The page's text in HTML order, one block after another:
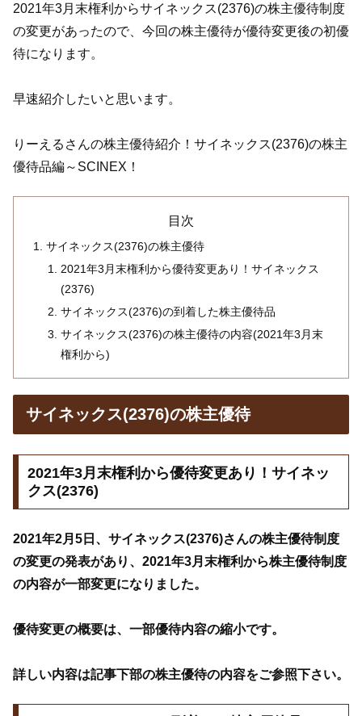
2021年3月末権利からサイネックス(2376)の株主優待制度
の変更があったので、今回の株主優待が優待変更後の初優
待になります。
早速紹介したいと思います。
りーえるさんの株主優待紹介！サイネックス(2376)の株主
優待品編～SCINEX！
目次
サイネックス(2376)の株主優待
2021年3月末権利から優待変更あり！サイネックス
(2376)
サイネックス(2376)の到着した株主優待品
サイネックス(2376)の株主優待の内容(2021年3月末
権利から)
サイネックス(2376)の株主優待
2021年3月末権利から優待変更あり！サイネッ
クス(2376)
2021年2月5日、サイネックス(2376)さんの株主優待制度
の変更の発表があり、2021年3月末権利から株主優待制度
の内容が一部変更になりました。
優待変更の概要は、一部優待内容の縮小です。
詳しい内容は記事下部の株主優待の内容をご参照下さい。